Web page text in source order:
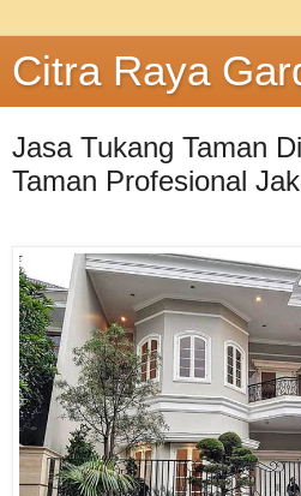
Citra Raya
Jasa Tukang Taman
Taman Profesional